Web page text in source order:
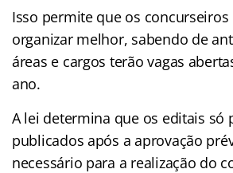
Isso permite que os concurseiros
organizar melhor, sabendo de
áreas e cargos terão vagas
ano.
A lei determina que os editais só
publicados após a aprovação
necessário para a realização do